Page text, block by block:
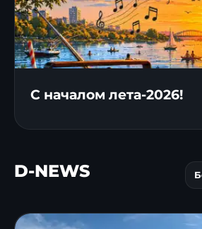
С началом лета-2026!
D-NEWS